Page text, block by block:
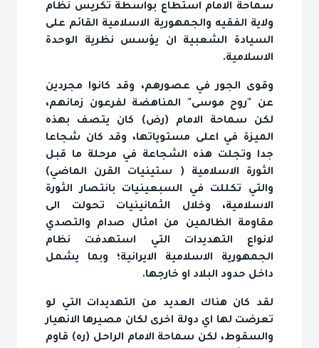
سماحة الامام استطاع بواسطة تكريس نظام
ولاية الفقيه والجمهورية الاسلامية القائم على
السيادة الشعبية ان يؤسس نظرية الوحدة
الاسلامية.
وقوى الجور في عصورهم، وقد كانوا مجردين
عن "روح موسى" المناهضة لفرعون زمانهم،
لكن سماحة الامام (رض) كان يتصف بهذه
الميزة في اعلى مستوياتها، وقد كان شجاعا
جدا وتجلت هذه الشجاعة في مرحلة ما قبل
الثورة الاسلامية ( ستينيات القرن الماضي)
والتي تكللت في السبعينيات بانتصار الثورة
الاسلامية، وخلال الثمانينيات تحولت الى
مقاومة الظالمين من امثال صدام والتصدي
لانواع التهديدات التي استهدفت نظام
الجمهورية الاسلامية الايرانية؛ وبما يشمل
داخل حدود البلاد او خارجها.
لقد كان هناك العديد من التهديدات التي لو
تعرضت لها اي دولة اخرى لكان مصيرها الانهيار
والسقوط، لكن سماحة الامام الراحل (ره) قاوم